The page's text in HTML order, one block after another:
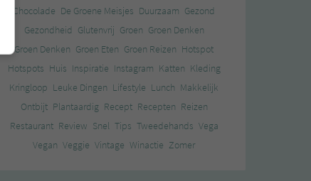
Chocolade De Groene Meisjes Duurzaam Gezond
Gezondheid Glutenvrij Groen Groen Denken
Groen Denken Groen Eten Groen Reizen Hotspot
Hotspots Huis Inspiratie Instagram Katten Kleding
Kringloop Leuke Dingen Lifestyle Lunch Makkelijk
Ontbijt Plantaardig Recept Recepten Reizen
Restaurant Review Snel Tips Tweedehands Vega
Vegan Veggie Vintage Winactie Zomer